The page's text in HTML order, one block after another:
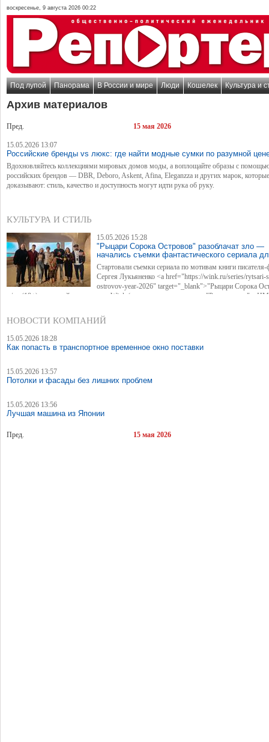
воскресенье, 9 августа 2026 00:22
Под лупой Панорама В России и мире Люди Кошелек Культура и
Архив материалов
Пред. 15 мая 2026
15.05.2026 13:07
Российские бренды vs люкс: где найти модные сумки по разумной
Вдохновляйтесь коллекциями мировых домов моды, а воплощайте образы с
российских брендов — DBR, Deboro, Askent, Afina, Eleganzza и других марок, которые
доказывают: стиль, качество и доступность могут идти рука об руку.
КУЛЬТУРА И СТИЛЬ
15.05.2026 15:28
"Рыцари Сорока Островов" разоблачат зло —
начались съемки фантастического сериала
Стартовали съемки сериала по мотивам книги писателя-
Сергея Лукьяненко <a href="https://wink.ru/series/rytsari-
ostrovov-year-2026" target="_blank">"Рыцари Сорока
</a> (18+) для онлайн-кинотеатра Wink (совместное предприятие "Ростелекома" и
Кошман, Полина Гухман, Вероника Устимова, Олег Савостюк, Святослав Рогожан,
Котрелев, Никита Кологривый, Елисей Чучилин, Александра Нестерова, Ника
другие. Родителей главных персонажей сыграют Михаил Пореченков, Александр
Дмитрий Куличков и Юлия Волкова.
НОВОСТИ КОМПАНИЙ
15.05.2026 18:28
Как попасть в транспортное временное окно поставки
15.05.2026 13:57
Потолки и фасады без лишних проблем
15.05.2026 13:56
Лучшая машина из Японии
Пред. 15 мая 2026